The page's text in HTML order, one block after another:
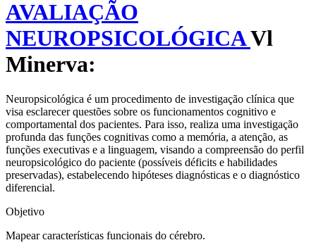
AVALIAÇÃO
NEUROPSICOLÓGICAVl
Minerva:
Neuropsicológica é um procedimento de investigação clínica que
visa esclarecer questões sobre os funcionamentos cognitivo e
comportamental dos pacientes. Para isso, realiza uma investigação
profunda das funções cognitivas como a memória, a atenção, as
funções executivas e a linguagem, visando a compreensão do perfil
neuropsicológico do paciente (possíveis déficits e habilidades
preservadas), estabelecendo hipóteses diagnósticas e o diagnóstico
diferencial.
Objetivo
Mapear características funcionais do cérebro.